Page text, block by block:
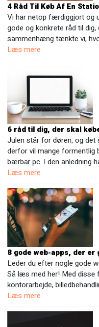
4 Råd Til Køb Af En
Vi har netop færdiggjort og
gode og konkrete råd til
sammenhæng tænkte vi,
Læs mere
6 råd til dig, der skal
Julen står for døren, og det
derfor vil mange formentlig
bærbar pc. I den anledning
Læs mere
8 gode web-apps, der er
Leder du efter nogle gode
Så læs med her! Med disse
kontorarbejde,
Læs mere